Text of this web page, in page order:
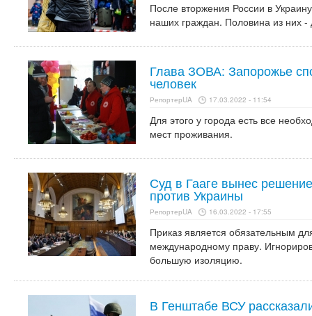
После вторжения России в
наших граждан. Половина из них -
Глава ЗОВА: Запорожье
человек
РепортерUA 17.03.2022 - 11:54
Для этого у города есть все
мест проживания.
Суд в Гааге вынес
против Украины
РепортерUA 16.03.2022 - 17:55
Приказ является обязательным
международному праву.
большую изоляцию.
В Генштабе ВСУ